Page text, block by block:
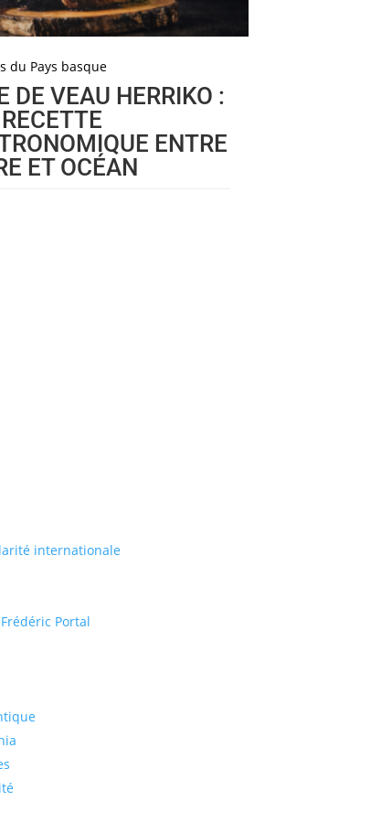
du Pays basque
DE VEAU HERRIKO :
ENTRE
ET OCÉAN
internationale
Portal